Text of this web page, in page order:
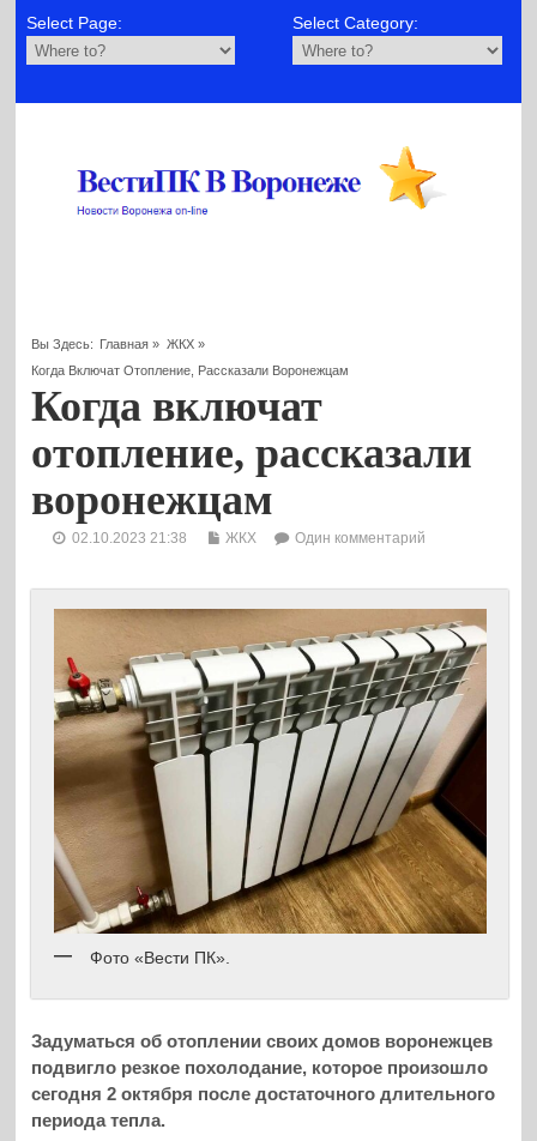
Select Page: Select Category:
Вы Здесь: Главная » ЖКХ»
Когда Включат Отопление, Рассказали Воронежцам
Когда включат
отопление, рассказали
воронежцам
02.10.2023 21:38 ЖКХ Один комментарий
Фото «Вести ПК».
Задуматься об отоплении своих домов воронежцев
подвигло резкое похолодание, которое произошло
сегодня 2 октября после достаточного длительного
периода тепла.